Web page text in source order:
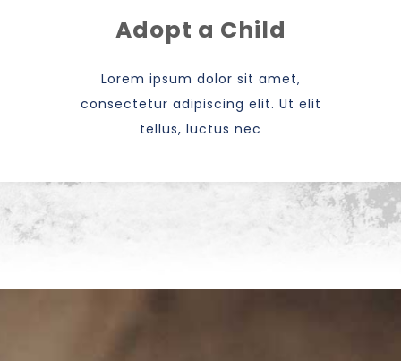
Adopt a Child
Lorem ipsum dolor sit amet,
consectetur adipiscing elit. Ut elit
tellus, luctus nec